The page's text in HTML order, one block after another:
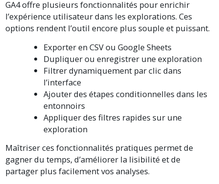
GA4 offre plusieurs fonctionnalités pour enrichir
l’expérience utilisateur dans les explorations. Ces
options rendent l’outil encore plus souple et puissant.
Exporter en CSV ou Google Sheets
Dupliquer ou enregistrer une exploration
Filtrer dynamiquement par clic dans
l’interface
Ajouter des étapes conditionnelles dans les
entonnoirs
Appliquer des filtres rapides sur une
exploration
Maîtriser ces fonctionnalités pratiques permet de
gagner du temps, d’améliorer la lisibilité et de
partager plus facilement vos analyses.